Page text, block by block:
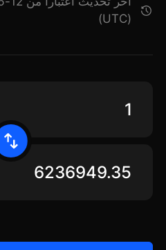
(UTC)